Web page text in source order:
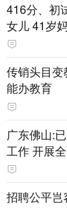
416分、初
女儿 41岁
传销头目
能办教育
广东佛山:
工作 开展
招聘公平